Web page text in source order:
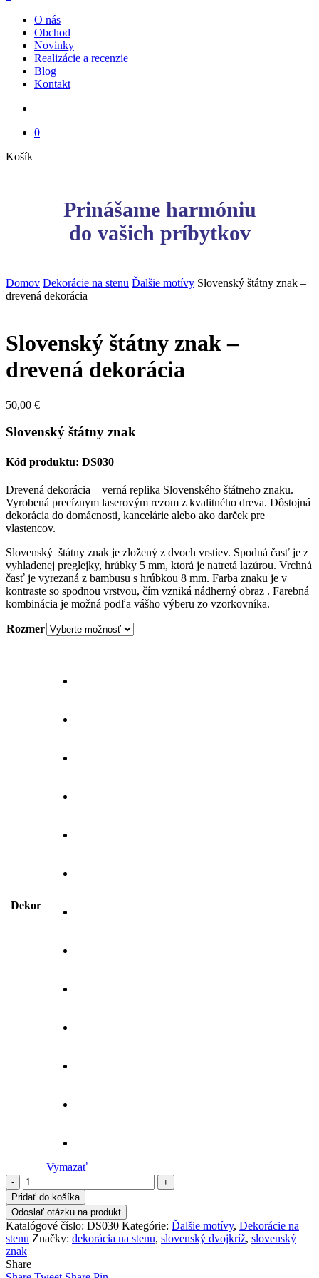
O nás
Obchod
Novinky
Realizácie a recenzie
Blog
Kontakt
0
KošíkClose
Prinášame harmóniu
do vašich príbytkov
Domov Dekorácie na stenu Ďalšie motívy Slovenský štátny znak –
drevená dekorácia
Slovenský štátny znak –
drevená dekorácia
50,00 €
Slovenský štátny znak
Kód produktu: DS030
Drevená dekorácia – verná replika Slovenského štátneho znaku.
Vyrobená precíznym laserovým rezom z kvalitného dreva. Dôstojná
dekorácia do domácnosti, kancelárie alebo ako darček pre
vlastencov.
Slovenský štátny znak je zložený z dvoch vrstiev. Spodná časť je z
vyhladenej preglejky, hrúbky 5 mm, ktorá je natretá lazúrou. Vrchná
časť je vyrezaná z bambusu s hrúbkou 8 mm. Farba znaku je v
kontraste so spodnou vrstvou, čím vzniká nádherný obraz . Farebná
kombinácia je možná podľa vášho výberu zo vzorkovníka.
Rozmer
Dekor
Vymazať
množstvo
Slovenský
štátny
znak
–
drevená
dekorácia
Pridať do košíka
Odoslať otázku na produkt
Katalógové číslo: DS030 Kategórie: Ďalšie motívy, Dekorácie na
stenu Značky: dekorácia na stenu, slovenský dvojkríž, slovenský
znak
Share